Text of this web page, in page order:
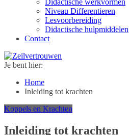
Didactische werkvormen
Niveau Differentieren
Lesvoorbereiding
Didactische hulpmiddelen
Contact
Je bent hier:
Home
Inleiding tot krachten
Koppels en Krachten
Inleiding tot krachten